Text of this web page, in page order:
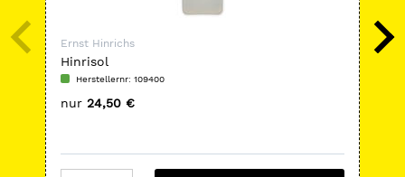
Ernst Hinrichs
Hinrisol
Herstellernr: 109400
nur 24,50 €